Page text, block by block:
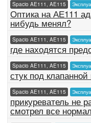
Spacio AE111, AE115
Оптика на АЕ111
нибудь менял?
Spacio AE111, AE115
где находятся
Spacio AE111, AE115
стук под
Spacio AE111, AE115
прикуреватель не
смотрел все